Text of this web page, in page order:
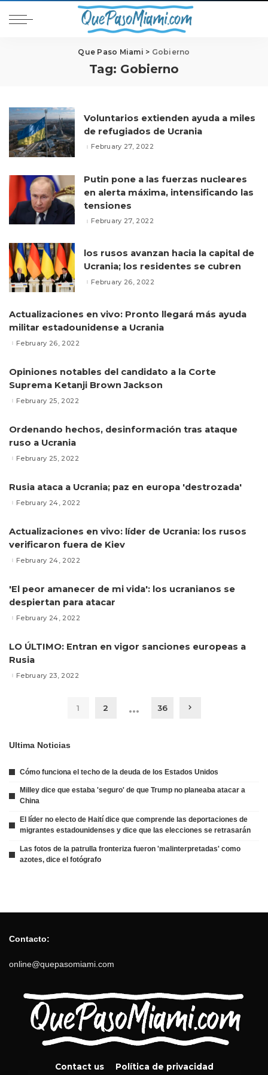
Que Paso Miami > Gobierno
Tag: Gobierno
Voluntarios extienden ayuda a miles
de refugiados de Ucrania
February 27, 2022
Putin pone a las fuerzas nucleares
en alerta máxima, intensificando las
tensiones
February 27, 2022
los rusos avanzan hacia la capital de
Ucrania; los residentes se cubren
February 26, 2022
Actualizaciones en vivo: Pronto llegará más ayuda
militar estadounidense a Ucrania
February 26, 2022
Opiniones notables del candidato a la Corte
Suprema Ketanji Brown Jackson
February 25, 2022
Ordenando hechos, desinformación tras ataque
ruso a Ucrania
February 25, 2022
Rusia ataca a Ucrania; paz en europa 'destrozada'
February 24, 2022
Actualizaciones en vivo: líder de Ucrania: los rusos
verificaron fuera de Kiev
February 24, 2022
'El peor amanecer de mi vida': los ucranianos se
despiertan para atacar
February 24, 2022
LO ÚLTIMO: Entran en vigor sanciones europeas a
Rusia
February 23, 2022
1 2 … 36
Ultima Noticias
Cómo funciona el techo de la deuda de los Estados Unidos
Milley dice que estaba 'seguro' de que Trump no planeaba atacar a
China
El líder no electo de Haití dice que comprende las deportaciones de
migrantes estadounidenses y dice que las elecciones se retrasarán
Las fotos de la patrulla fronteriza fueron 'malinterpretadas' como
azotes, dice el fotógrafo
Contacto:
online@quepasomiami.com
Contact us Política de privacidad